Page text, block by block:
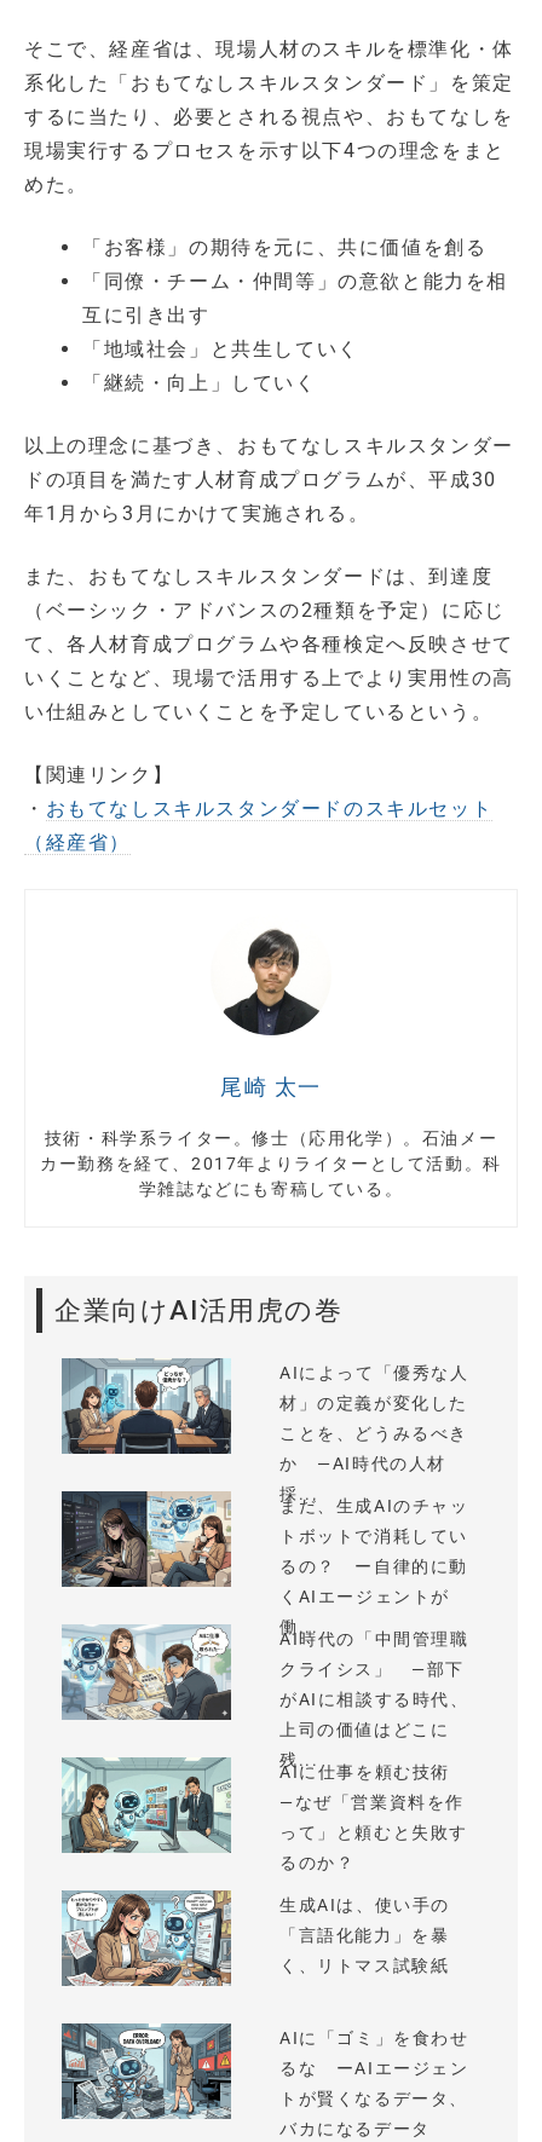
そこで、経産省は、現場人材のスキルを標準化・体
系化した「おもてなしスキルスタンダード」を策定
するに当たり、必要とされる視点や、おもてなしを
現場実行するプロセスを示す以下4つの理念をまと
めた。
「お客様」の期待を元に、共に価値を創る
「同僚・チーム・仲間等」の意欲と能力を相
互に引き出す
「地域社会」と共生していく
「継続・向上」していく
以上の理念に基づき、おもてなしスキルスタンダー
ドの項目を満たす人材育成プログラムが、平成30
年1月から3月にかけて実施される。
また、おもてなしスキルスタンダードは、到達度
（ベーシック・アドバンスの2種類を予定）に応じ
て、各人材育成プログラムや各種検定へ反映させて
いくことなど、現場で活用する上でより実用性の高
い仕組みとしていくことを予定しているという。
【関連リンク】
・ おもてなしスキルスタンダードのスキルセット
（経産省）
尾崎 太一
技術・科学系ライター。修士（応用化学）。石油メー
カー勤務を経て、2017年よりライターとして活動。科
学雑誌などにも寄稿している。
企業向けAI活用虎の巻
AIによって「優秀な人
材」の定義が変化した
ことを、どうみるべき
か —AI時代の人材
採...
まだ、生成AIのチャッ
トボットで消耗してい
るの？ ー自律的に動
くAIエージェントが
働...
AI時代の「中間管理職
クライシス」 —部下
がAIに相談する時代、
上司の価値はどこに
残...
AIに仕事を頼む技術
—なぜ「営業資料を作
って」と頼むと失敗す
るのか？
生成AIは、使い手の
「言語化能力」を暴
く、リトマス試験紙
AIに「ゴミ」を食わせ
るな ーAIエージェン
トが賢くなるデータ、
バカになるデータ